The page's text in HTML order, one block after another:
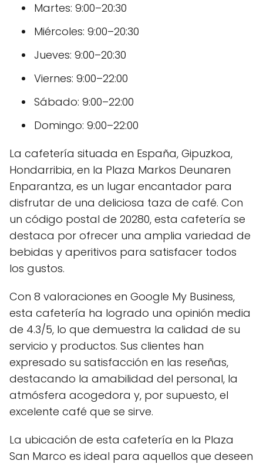
Martes: 9:00–20:30
Miércoles: 9:00–20:30
Jueves: 9:00–20:30
Viernes: 9:00–22:00
Sábado: 9:00–22:00
Domingo: 9:00–22:00
La cafetería situada en España, Gipuzkoa,
Hondarribia, en la Plaza Markos Deunaren
Enparantza, es un lugar encantador para
disfrutar de una deliciosa taza de café. Con
un código postal de 20280, esta cafetería se
destaca por ofrecer una amplia variedad de
bebidas y aperitivos para satisfacer todos
los gustos.
Con 8 valoraciones en Google My Business,
esta cafetería ha logrado una opinión media
de 4.3/5, lo que demuestra la calidad de su
servicio y productos. Sus clientes han
expresado su satisfacción en las reseñas,
destacando la amabilidad del personal, la
atmósfera acogedora y, por supuesto, el
excelente café que se sirve.
La ubicación de esta cafetería en la Plaza
San Marco es ideal para aquellos que deseen